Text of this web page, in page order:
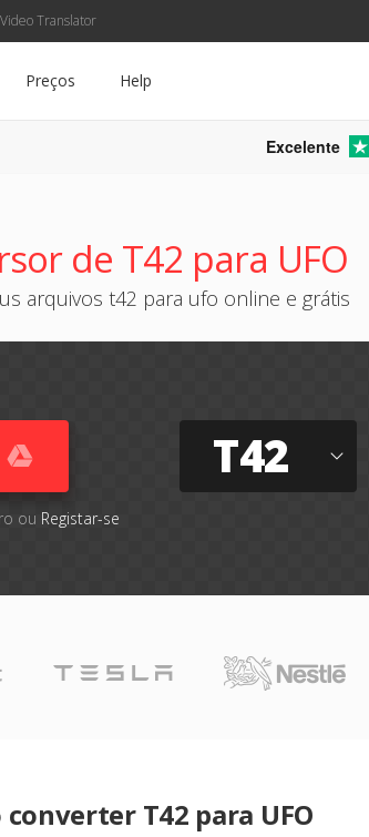
Video Translator
Preços Help
Excelente
de T42 para UFO
arquivos t42 para ufo online e grátis
ou Registar-se
T42
converter T42 para UFO